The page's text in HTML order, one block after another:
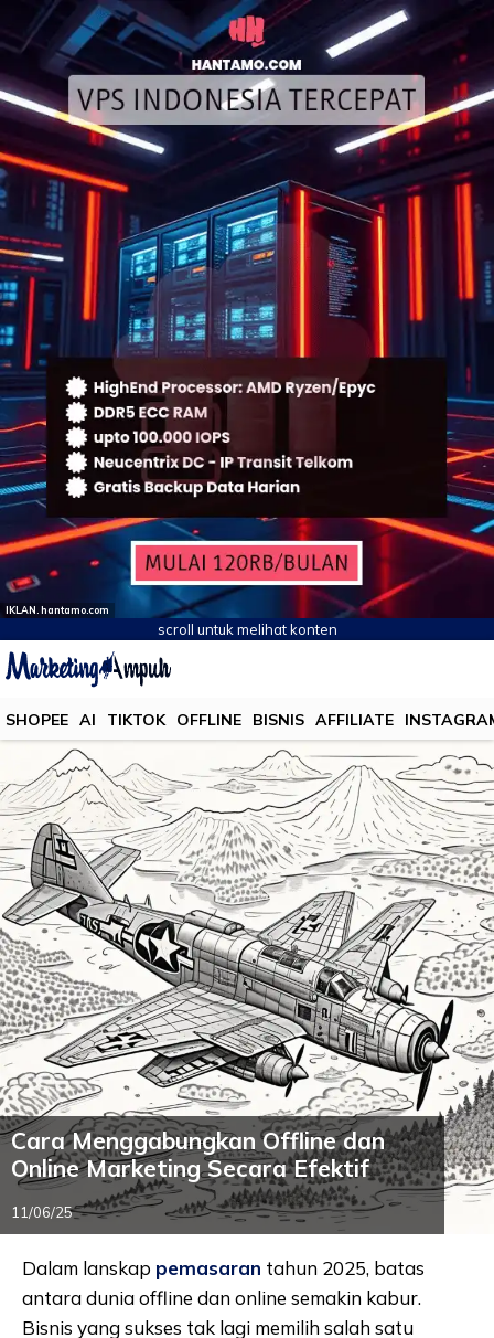
IKLAN. hantamo.com
scroll untuk melihat konten
SHOPEE AI TIKTOK OFFLINE BISNIS AFFILIATE
Cara Menggabungkan Offline dan
Online Marketing Secara Efektif
11/06/25
Dalam lanskap pemasaran tahun 2025, batas
antara dunia offline dan online semakin kabur.
Bisnis yang sukses tak lagi memilih salah satu